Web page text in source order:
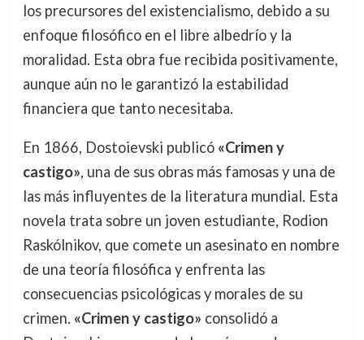
los precursores del existencialismo, debido a su
enfoque filosófico en el libre albedrío y la
moralidad. Esta obra fue recibida positivamente,
aunque aún no le garantizó la estabilidad
financiera que tanto necesitaba.
En 1866, Dostoievski publicó «Crimen y
castigo», una de sus obras más famosas y una de
las más influyentes de la literatura mundial. Esta
novela trata sobre un joven estudiante, Rodion
Raskólnikov, que comete un asesinato en nombre
de una teoría filosófica y enfrenta las
consecuencias psicológicas y morales de su
crimen. «Crimen y castigo» consolidó a